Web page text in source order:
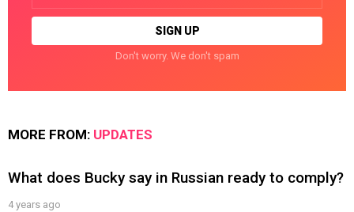
Don't worry. We don't spam
MORE FROM: UPDATES
What does Bucky say in Russian ready to comply?
4 years ago